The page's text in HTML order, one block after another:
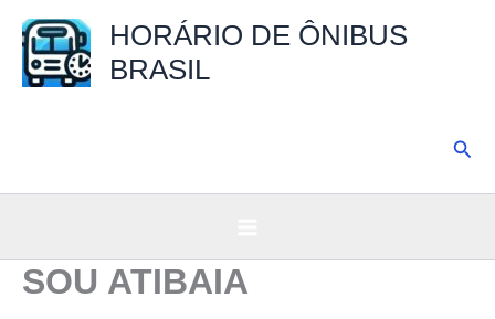
para
HORÁRIO DE ÔNIBUS
BRASIL
SOU ATIBAIA